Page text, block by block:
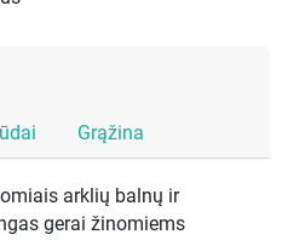
Grąžina
arklių balnų ir
gerai žinomiems